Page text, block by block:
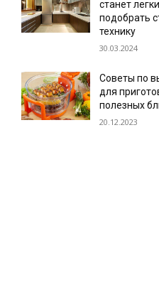
станет
подобрать
технику
30.03.2024
Советы по
для
полезных
20.12.2023